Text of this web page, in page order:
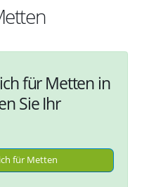
für Metten in
Sie Ihr
für Metten